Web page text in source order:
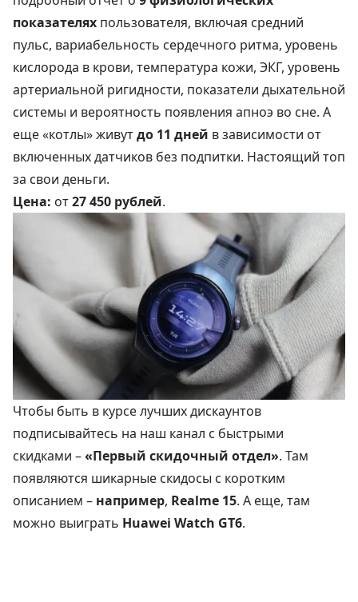
показателях пользователя, включая средний
пульс, вариабельность сердечного ритма, уровень
кислорода в крови, температура кожи, ЭКГ, уровень
артериальной ригидности, показатели дыхательной
системы и вероятность появления апноэ во сне. А
еще «котлы» живутдо 11 дней в зависимости от
включенных датчиков без подпитки. Настоящий топ
за свои деньги.
Цена: от27 450 рублей.
Чтобы быть в курсе лучших дискаунтов
подписывайтесь на наш канал с быстрыми
скидками –«Первый скидочный отдел». Там
появляются шикарные скидосы с коротким
описанием – например, Realme 15. А еще, там
можно выиграть Huawei Watch GT6.